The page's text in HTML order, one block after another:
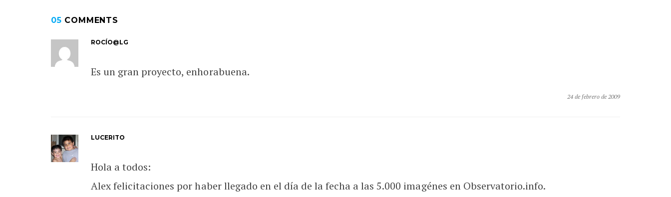
05 COMMENTS
ROCÍO@LG
Es un gran proyecto, enhorabuena.
24 de febrero de 2009
LUCERITO
Hola a todos:
Alex felicitaciones por haber llegado en el día de la fecha a las 5.000 imagénes en Observatorio.info.